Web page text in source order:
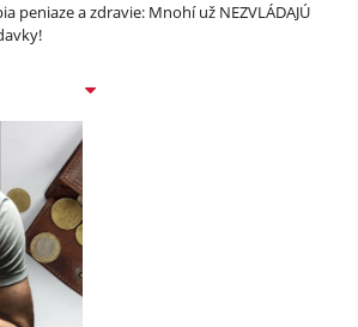
peniaze a zdravie: Mnohí už NEZVLÁDAJÚ